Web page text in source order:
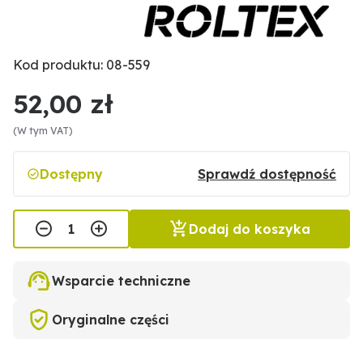
Kod produktu: 08-559
52,00 zł
(W tym VAT)
Dostępny Sprawdź dostępność
Dodaj do koszyka
Wsparcie techniczne
Oryginalne części